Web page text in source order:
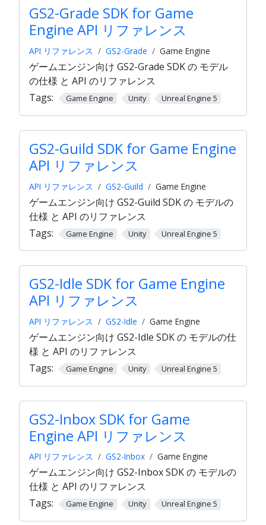
GS2-Grade SDK for Game
Engine API リファレンス
API リファレンス GS2-Grade Game Engine
ゲームエンジン向け GS2-Grade SDK の モデル
の仕様 と API のリファレンス
Tags:
Game Engine Unity Unreal Engine 5
GS2-Guild SDK for Game Engine
API リファレンス
API リファレンス GS2-Guild Game Engine
ゲームエンジン向け GS2-Guild SDK の モデルの
仕様 と API のリファレンス
Tags:
Game Engine Unity Unreal Engine 5
GS2-Idle SDK for Game Engine
API リファレンス
API リファレンス GS2-Idle Game Engine
ゲームエンジン向け GS2-Idle SDK の モデルの仕
様 と API のリファレンス
Tags:
Game Engine Unity Unreal Engine 5
GS2-Inbox SDK for Game
Engine API リファレンス
API リファレンス GS2-Inbox Game Engine
ゲームエンジン向け GS2-Inbox SDK の モデルの
仕様 と API のリファレンス
Tags:
Game Engine Unity Unreal Engine 5